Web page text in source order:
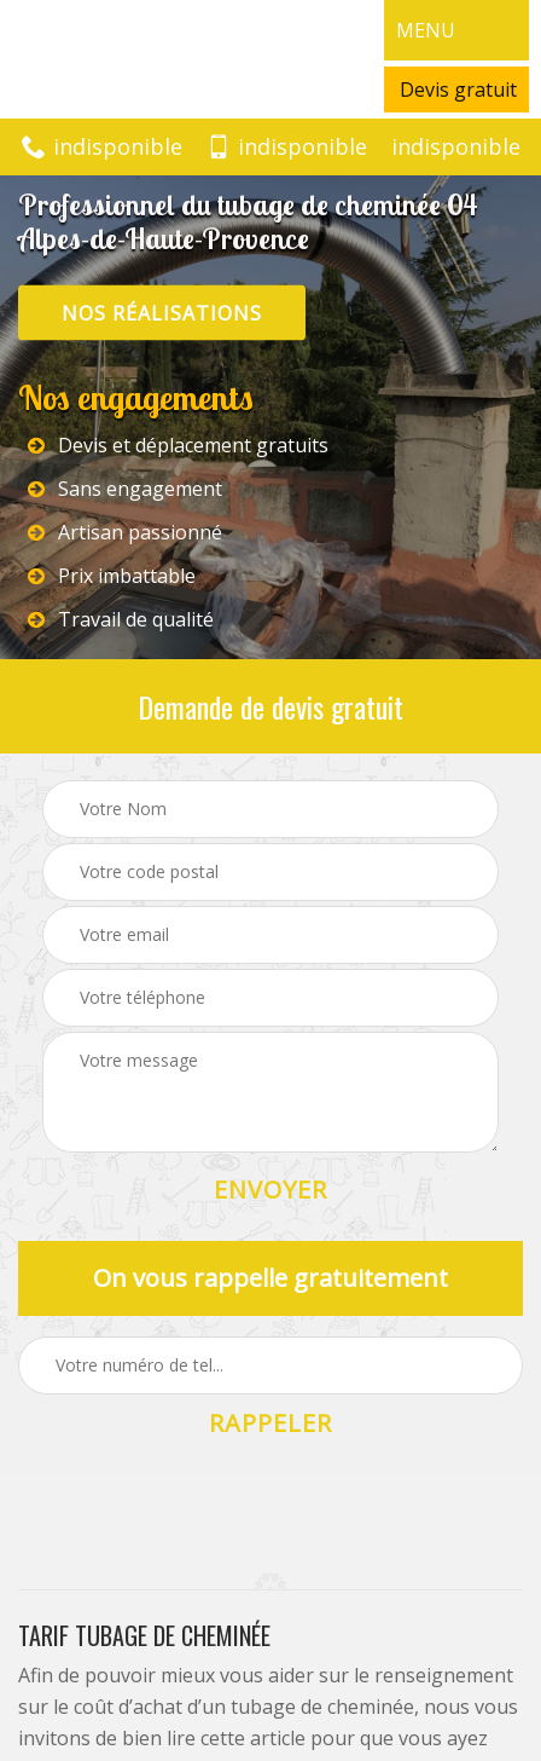
MENU
Devis gratuit
indisponible indisponible indisponible
Professionnel du tubage de cheminée 04
Alpes-de-Haute-Provence
NOS RÉALISATIONS
Nos engagements
Devis et déplacement gratuits
Sans engagement
Artisan passionné
Prix imbattable
Travail de qualité
Demande de devis gratuit
On vous rappelle gratuitement
TARIF TUBAGE DE CHEMINÉE
Afin de pouvoir mieux vous aider sur le renseignement
sur le coût d’achat d’un tubage de cheminée, nous vous
invitons de bien lire cette article pour que vous ayez